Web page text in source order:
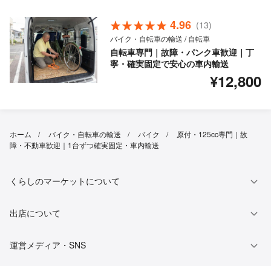
4.96 (13)
バイク・自転車の輸送 / 自転車
自転車専門｜故障・パンク車歓迎｜丁
寧・確実固定で安心の車内輸送
¥12,800
ホーム バイク・自転車の輸送 バイク
原付・125cc専門｜故
障・不動車歓迎｜1台ずつ確実固定・車内輸送
くらしのマーケットについて
出店について
運営メディア・SNS